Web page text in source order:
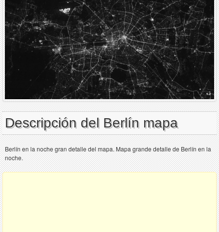
Descripción del Berlín mapa
Berlín en la noche gran detalle del mapa. Mapa grande detalle de Berlín en la
noche.